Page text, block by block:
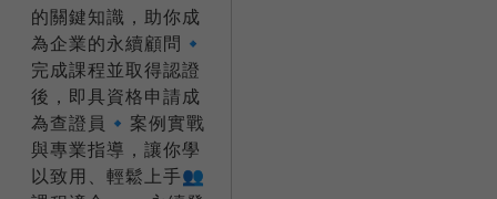
的關鍵知識，助你成
為企業的永續顧問🔹
完成課程並取得認證
後，即具資格申請成
為查證員🔹案例實戰
與專業指導，讓你學
以致用、輕鬆上手👥